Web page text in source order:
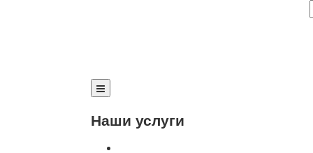
Наши услуги